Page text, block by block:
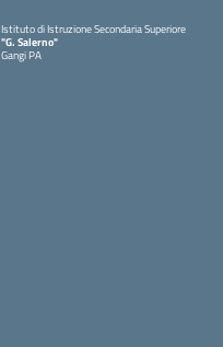
Istituto di Istruzione Secondaria Superiore
"G. Salerno"
Gangi PA
— Visita la pagina iniziale della scuola